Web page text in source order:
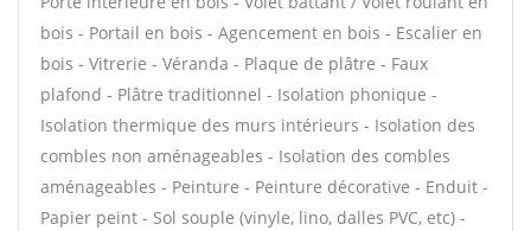
bois - Portail en bois - Agencement en bois - Escalier en
bois - Vitrerie - Véranda - Plaque de plâtre - Faux
plafond - Plâtre traditionnel - Isolation phonique -
Isolation thermique des murs intérieurs - Isolation des
combles non aménageables - Isolation des combles
aménageables - Peinture - Peinture décorative - Enduit -
Papier peint - Sol souple (vinyle, lino, dalles PVC, etc) -